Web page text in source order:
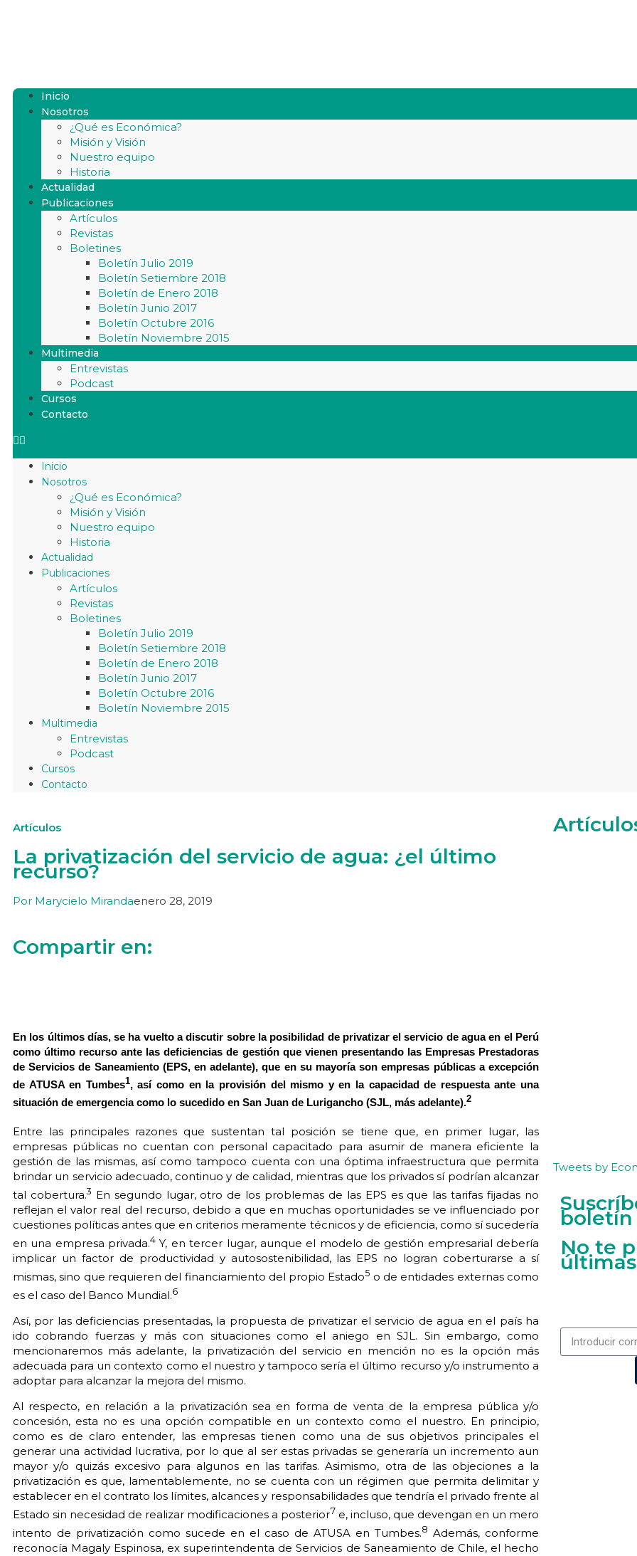
Inicio
Nosotros
¿Qué es Económica?
Misión y Visión
Nuestro equipo
Historia
Actualidad
Publicaciones
Artículos
Revistas
Boletines
Boletín Julio 2019
Boletín Setiembre 2018
Boletín de Enero 2018
Boletín Junio 2017
Boletín Octubre 2016
Boletín Noviembre 2015
Multimedia
Entrevistas
Podcast
Cursos
Contacto
Inicio
Nosotros
¿Qué es Económica?
Misión y Visión
Nuestro equipo
Historia
Actualidad
Publicaciones
Artículos
Revistas
Boletines
Boletín Julio 2019
Boletín Setiembre 2018
Boletín de Enero 2018
Boletín Junio 2017
Boletín Octubre 2016
Boletín Noviembre 2015
Multimedia
Entrevistas
Podcast
Cursos
Contacto
Artículos
La privatización del servicio de agua: ¿el último
recurso?
Por Marycielo Mirandaenero 28, 2019
Compartir en:
En los últimos días, se ha vuelto a discutir sobre la posibilidad de privatizar el servicio de agua en el Perú
como último recurso ante las deficiencias de gestión que vienen presentando las Empresas Prestadoras
de Servicios de Saneamiento (EPS, en adelante), que en su mayoría son empresas públicas a excepción
de ATUSA en Tumbes1, así como en la provisión del mismo y en la capacidad de respuesta ante una
situación de emergencia como lo sucedido en San Juan de Lurigancho (SJL, más adelante).2
Entre las principales razones que sustentan tal posición se tiene que, en primer lugar, las
empresas públicas no cuentan con personal capacitado para asumir de manera eficiente la
gestión de las mismas, así como tampoco cuenta con una óptima infraestructura que permita
brindar un servicio adecuado, continuo y de calidad, mientras que los privados sí podrían alcanzar
tal cobertura.3 En segundo lugar, otro de los problemas de las EPS es que las tarifas fijadas no
reflejan el valor real del recurso, debido a que en muchas oportunidades se ve influenciado por
cuestiones políticas antes que en criterios meramente técnicos y de eficiencia, como sí sucedería
en una empresa privada.4 Y, en tercer lugar, aunque el modelo de gestión empresarial debería
implicar un factor de productividad y autosostenibilidad, las EPS no logran coberturarse a sí
mismas, sino que requieren del financiamiento del propio Estado5 o de entidades externas como
es el caso del Banco Mundial.6
Así, por las deficiencias presentadas, la propuesta de privatizar el servicio de agua en el país ha
ido cobrando fuerzas y más con situaciones como el aniego en SJL. Sin embargo, como
mencionaremos más adelante, la privatización del servicio en mención no es la opción más
adecuada para un contexto como el nuestro y tampoco sería el último recurso y/o instrumento a
adoptar para alcanzar la mejora del mismo.
Al respecto, en relación a la privatización sea en forma de venta de la empresa pública y/o
concesión, esta no es una opción compatible en un contexto como el nuestro. En principio,
como es de claro entender, las empresas tienen como una de sus objetivos principales el
generar una actividad lucrativa, por lo que al ser estas privadas se generaría un incremento aun
mayor y/o quizás excesivo para algunos en las tarifas. Asimismo, otra de las objeciones a la
privatización es que, lamentablemente, no se cuenta con un régimen que permita delimitar y
establecer en el contrato los límites, alcances y responsabilidades que tendría el privado frente al
Estado sin necesidad de realizar modificaciones a posterior7 e, incluso, que devengan en un mero
intento de privatización como sucede en el caso de ATUSA en Tumbes.8 Además, conforme
reconocía Magaly Espinosa, ex superintendenta de Servicios de Saneamiento de Chile, el hecho
Tweets by
boletín
No te